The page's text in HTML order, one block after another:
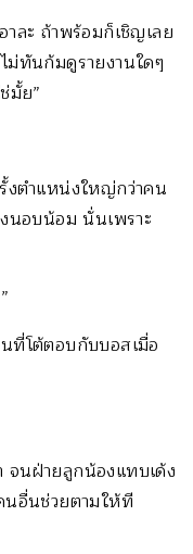
ละ ถ้าพร้อมก็เชิญเลย
ทันก้มดูรายงานใดๆ
มั้ย”
งตำแหน่งใหญ่กว่าคน
นอบน้อม นั่นเพราะ
ที่โต้ตอบกับบอสเมื่อ
จนฝ่ายลูกน้องแทบเด้ง
นอื่นช่วยตามให้ที